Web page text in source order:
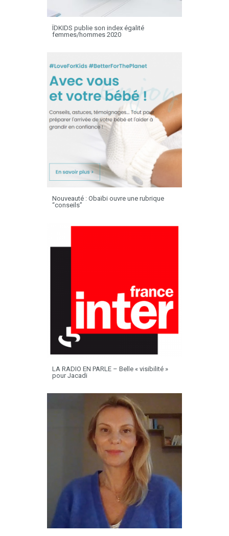
ÏDKIDS publie son index égalité
femmes/hommes 2020
Nouveauté : Obaïbi ouvre une rubrique
“conseils”
LA RADIO EN PARLE – Belle « visibilité »
pour Jacadi